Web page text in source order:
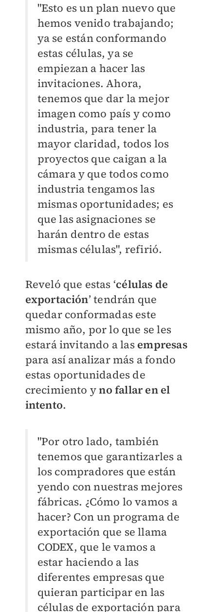
"Esto es un plan nuevo que
hemos venido trabajando;
ya se están conformando
estas células, ya se
empiezan a hacer las
invitaciones. Ahora,
tenemos que dar la mejor
imagen como país y como
industria, para tener la
mayor claridad, todos los
proyectos que caigan a la
cámara y que todos como
industria tengamos las
mismas oportunidades; es
que las asignaciones se
harán dentro de estas
mismas células", refirió.
Reveló que estas ‘células de
exportación’ tendrán que
quedar conformadas este
mismo año, por lo que se les
estará invitando a las empresas
para así analizar más a fondo
estas oportunidades de
crecimiento yno fallar en el
intento.
"Por otro lado, también
tenemos que garantizarles a
los compradores que están
yendo con nuestras mejores
fábricas. ¿Cómo lo vamos a
hacer? Con un programa de
exportación que se llama
CODEX, que le vamos a
estar haciendo a las
diferentes empresas que
quieran participar en las
células de exportación para